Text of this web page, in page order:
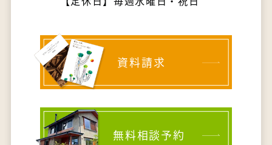
資料請求
無料相談予約